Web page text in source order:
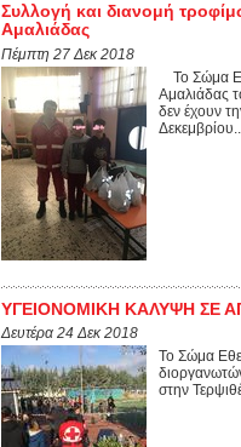
Συλλογή και διανομή
Αμαλιάδας
Πέμπτη 27 Δεκ 2018
Το Σώμα
Αμαλιάδας
δεν έχουν
ΥΓΕΙΟΝΟΜΙΚΗ ΚΑΛΥΨΗ ΣΕ
Δευτέρα 24 Δεκ 2018
Το Σώμα
στην